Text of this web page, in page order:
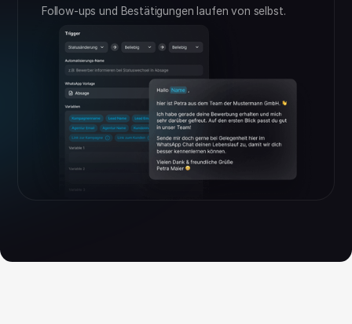
Follow-ups und Bestätigungen laufen von selbst.